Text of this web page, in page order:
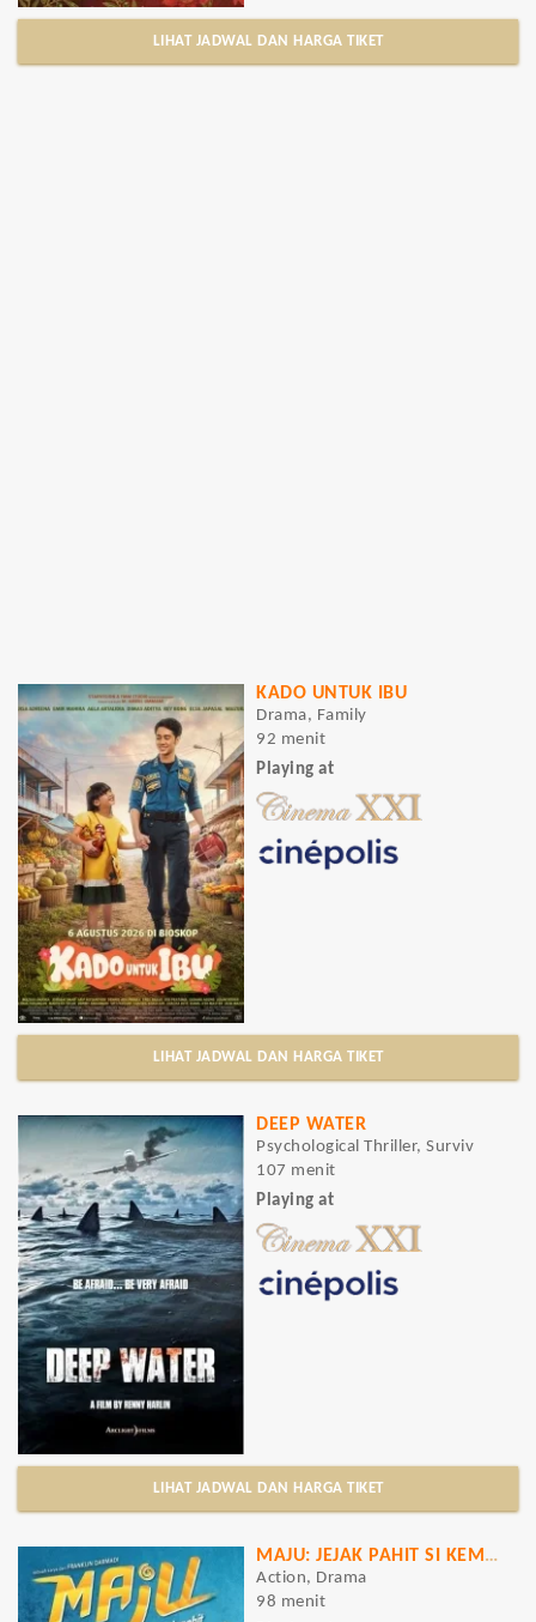
LIHAT JADWAL DAN HARGA TIKET
KADO UNTUK IBU
Drama, Family
92 menit
Playing at
LIHAT JADWAL DAN HARGA TIKET
DEEP WATER
Psychological Thriller, Surviv
107 menit
Playing at
LIHAT JADWAL DAN HARGA TIKET
MAJU: JEJAK PAHIT SI KEMBANG GULA
Action, Drama
98 menit